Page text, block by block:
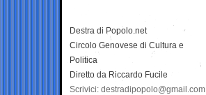
Destra di Popolo.net
Circolo Genovese di Cultura e
Politica
Diretto da Riccardo Fucile
Scrivici: destradipopolo@gmail.com